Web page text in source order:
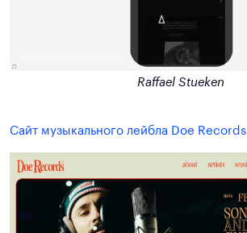
Raffael Stueken
Сайт музыкального лейбла Doe Records